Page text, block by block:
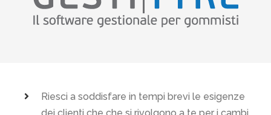
Riesci a soddisfare in tempi brevi le esigenze